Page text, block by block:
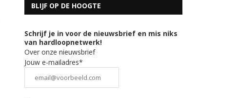
BLIJF OP DE HOOGTE
Schrijf je in voor de nieuwsbrief en mis niks
van hardloopnetwerk!
Over onze nieuwsbrief
Jouw e-mailadres*